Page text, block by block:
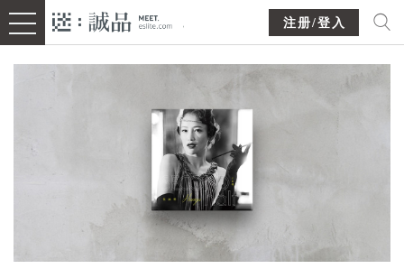
注册/登入